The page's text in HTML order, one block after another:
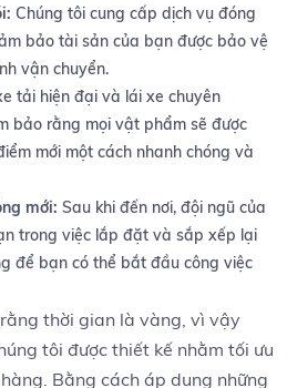
Chúng tôi cung cấp dịch vụ đóng
bảo tài sản của bạn được bảo⁢ vệ
vận chuyển.
tải hiện đại và lái xe chuyên
bảo rằng mọi vật ‌phẩm‌ sẽ được
mới một cách nhanh chóng và
mới: Sau khi đến ⁣nơi, đội ngũ của
trong việc lắp đặt và sắp xếp lại
để ⁢bạn ⁣có⁤ thể bắt đầu công việc
thời gian là vàng, vì vậy
tôi được thiết kế nhằm tối ưu
Bằng cách áp dụng những